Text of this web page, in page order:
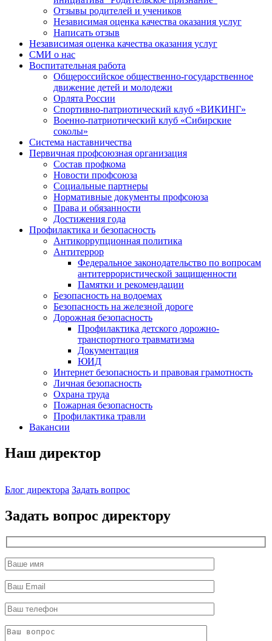
Отзывы родителей и учеников
Независимая оценка качества оказания услуг
Написать отзыв
Независимая оценка качества оказания услуг
СМИ о нас
Воспитательная работа
Общероссийское общественно-государственное
движение детей и молодежи
Орлята России
Спортивно-патриотический клуб «ВИКИНГ»
Военно-патриотический клуб «Сибирские
соколы»
Система наставничества
Первичная профсоюзная организация
Состав профкома
Новости профсоюза
Социальные партнеры
Нормативные документы профсоюза
Права и обязанности
Достижения года
Профилактика и безопасность
Антикоррупционная политика
Антитеррор
Федеральное законодательство по вопросам
антитеррористической защищенности
Памятки и рекомендации
Безопасность на водоемах
Безопасность на железной дороге
Дорожная безопасность
Профилактика детского дорожно-
транспортного травматизма
Документация
ЮИД
Интернет безопасность и правовая грамотность
Личная безопасность
Охрана труда
Пожарная безопасность
Профилактика травли
Вакансии
Наш директор
Блог директора Задать вопрос
Задать вопрос директору